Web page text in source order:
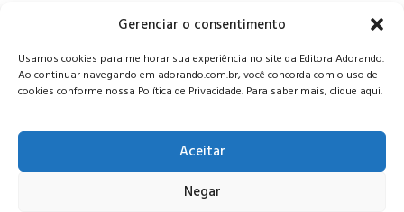
Gerenciar o consentimento
Usamos cookies para melhorar sua experiência no site da Editora Adorando.
Ao continuar navegando em adorando.com.br, você concorda com o uso de
cookies conforme nossa Política de Privacidade. Para saber mais, clique aqui.
Aceitar
Negar
Alameda Oscar Niemeyer, 1033 – 7º Andar - Portaria 04, Vila da
Serra - Nova Lima/MG, CEP: 34006-065 - MG
CONTATO:editora@adorando.com.br